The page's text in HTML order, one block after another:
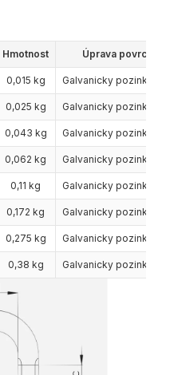
Hmotnost Úprava povrchu
0,015 kg Galvanicky
0,025 kg Galvanicky
0,043 kg Galvanicky
0,062 kg Galvanicky
0,11 kg Galvanicky
0,172 kg Galvanicky
0,275 kg Galvanicky
0,38 kg Galvanicky